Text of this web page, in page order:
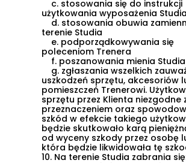
c. stosowania się do instrukcji
użytkowania wyposażenia Studia
d. stosowania obuwia
terenie Studia
e. podporządkowywania się
poleceniom Trenera
f. poszanowania mienia Studia
g. zgłaszania wszelkich
uszkodzeń sprzętu, akcesoriów
pomieszczeń Trenerowi.
sprzętu przez Klienta niezgodne
przeznaczeniem oraz
szkód w efekcie takiego
będzie skutkowało karą
od wyceny szkody przez osobę
która będzie likwidowała tę
10. Na terenie Studia zabrania